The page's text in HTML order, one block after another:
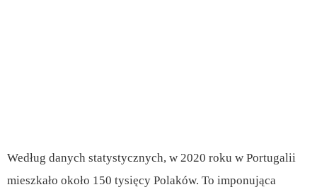
Według danych statystycznych, w 2020 roku w Portugalii
mieszkało około 150 tysięcy Polaków. To imponująca